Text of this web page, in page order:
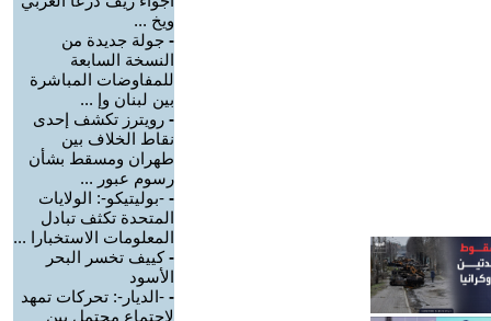
ويخ ...
- جولة جديدة من
النسخة السابعة
للمفاوضات المباشرة
بين لبنان وإ ...
- رويترز تكشف إحدى
نقاط الخلاف بين
طهران ومسقط بشأن
رسوم عبور ...
- -بوليتيكو-: الولايات
المتحدة تكثف تبادل
المعلومات الاستخبارا ...
-كييف تخسر البحر
الأسود
- -الديار-: تحركات تمهد
لاجتماع محتمل بين